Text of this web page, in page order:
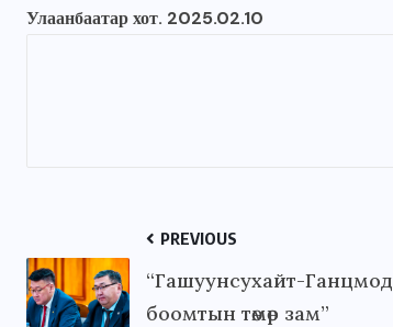
Улаанбаатар хот. 2025.02.10
PREVIOUS
“Гашуунсухайт-Ганцмод
боомтын төмөр зам”